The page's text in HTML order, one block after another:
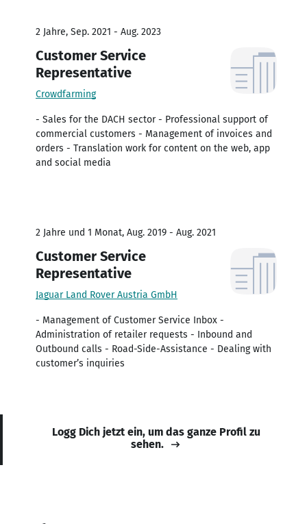
2 Jahre, Sep. 2021 - Aug. 2023
Customer Service
Representative
Crowdfarming
- Sales for the DACH sector - Professional support of
commercial customers - Management of invoices and
orders - Translation work for content on the web, app
and social media
2 Jahre und 1 Monat, Aug. 2019 - Aug. 2021
Customer Service
Representative
Jaguar Land Rover Austria GmbH
- Management of Customer Service Inbox -
Administration of retailer requests - Inbound and
Outbound calls - Road-Side-Assistance - Dealing with
customer’s inquiries
Logg Dich jetzt ein, um das ganze Profil zu
sehen.